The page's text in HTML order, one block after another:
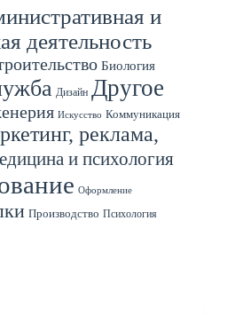
и
деятельность
Биология
Дизайн Другое
Искусство Коммуникация
реклама,
и психология
Оформление
Производство Психология